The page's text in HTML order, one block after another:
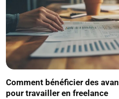
Comment bénéficier des
pour travailler en freelance